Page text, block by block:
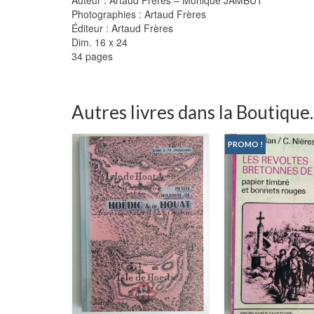
Photographies : Artaud Frères
Éditeur : Artaud Frères
Dim. 16 x 24
34 pages
Autres livres dans la
PROMO !